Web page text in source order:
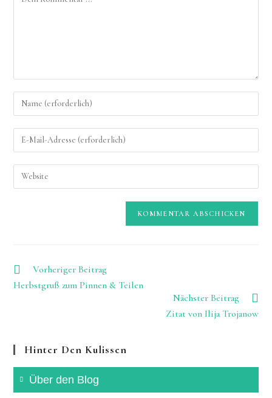
oder
Benutzernamen
zum
Kommentieren
ein
Mail-
Adresse
Weitere
Artikel
ansehen
Vorheriger Beitrag
Herbstgruß zum Pinnen & Teilen
Nächster Beitrag
Zitat von Ilija Trojanow
Hinter Den Kulissen
Über den Blog